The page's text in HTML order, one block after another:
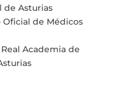
de Asturias
de Médicos
Academia de